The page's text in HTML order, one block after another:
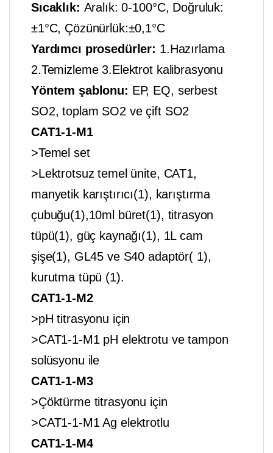
Sıcaklık: Aralık: 0-100°C, Doğruluk:
±1°C, Çözünürlük:±0,1°C
Yardımcı prosedürler: 1.Hazırlama
2.Temizleme 3.Elektrot kalibrasyonu
Yöntem şablonu: EP, EQ, serbest
SO2, toplam SO2 ve çift SO2
CAT1-1-M1
>Temel set
>Lektrotsuz temel ünite, CAT1,
manyetik karıştırıcı(1), karıştırma
çubuğu(1),10ml büret(1), titrasyon
tüpü(1), güç kaynağı(1), 1L cam
şişe(1), GL45 ve S40 adaptör( 1),
kurutma tüpü (1).
CAT1-1-M2
>pH titrasyonu için
>CAT1-1-M1 pH elektrotu ve tampon
solüsyonu ile
CAT1-1-M3
>Çöktürme titrasyonu için
>CAT1-1-M1 Ag elektrotlu
CAT1-1-M4